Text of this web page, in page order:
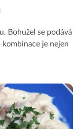
Bohužel se podává
je nejen